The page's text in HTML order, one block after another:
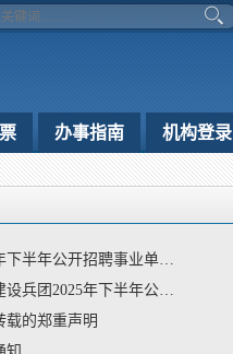
办事指南 机构登录
下半年公开招聘事业单…
设兵团2025年下半年公…
载的郑重声明